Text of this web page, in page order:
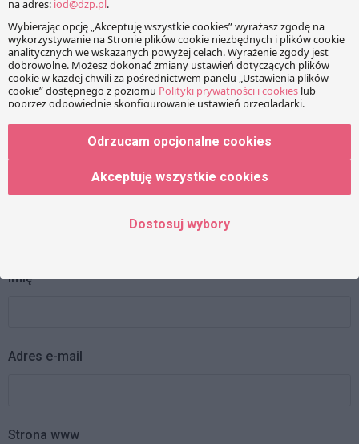
KOMENTARZE
Twój adres e-mail nie zostanie opublikowany. Wymagane
pola są oznaczone*
Imię
Adres e-mail
Strona www
Odrzucam opcjonalne cookies
Akceptuję wszystkie cookies
Dostosuj wybory